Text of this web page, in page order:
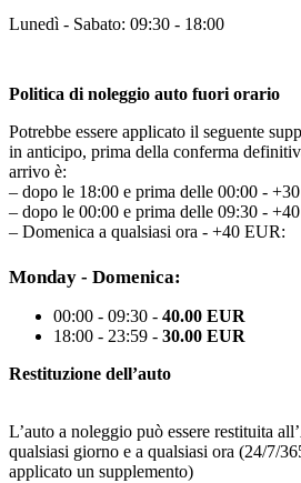
Lunedì - Sabato: 09:30 - 18:00
Politica di noleggio auto fuori orario
Potrebbe essere applicato il seguente
in anticipo, prima della conferma
arrivo è:
– dopo le 18:00 e prima delle 00:00 -
– dopo le 00:00 e prima delle 09:30 -
– Domenica a qualsiasi ora - +40 EUR:
Monday - Domenica:
00:00 - 09:30 - 40.00 EUR
18:00 - 23:59 - 30.00 EUR
Restituzione dell’auto
L’auto a noleggio può essere restituita
qualsiasi giorno e a qualsiasi ora (24/7/
applicato un supplemento)